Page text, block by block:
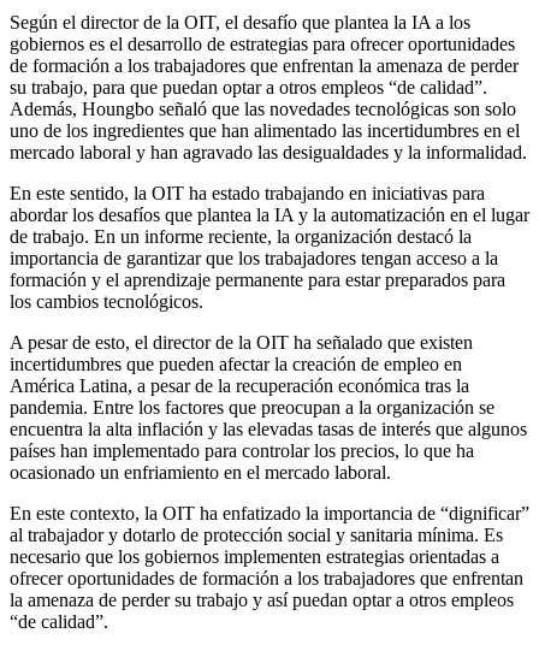
Según el director de la OIT, el desafío que plantea la IA a los
gobiernos es el desarrollo de estrategias para ofrecer oportunidades
de formación a los trabajadores que enfrentan la amenaza de perder
su trabajo, para que puedan optar a otros empleos “de calidad”.
Además, Houngbo señaló que las novedades tecnológicas son solo
uno de los ingredientes que han alimentado las incertidumbres en el
mercado laboral y han agravado las desigualdades y la informalidad.
En este sentido, la OIT ha estado trabajando en iniciativas para
abordar los desafíos que plantea la IA y la automatización en el lugar
de trabajo. En un informe reciente, la organización destacó la
importancia de garantizar que los trabajadores tengan acceso a la
formación y el aprendizaje permanente para estar preparados para
los cambios tecnológicos.
A pesar de esto, el director de la OIT ha señalado que existen
incertidumbres que pueden afectar la creación de empleo en
América Latina, a pesar de la recuperación económica tras la
pandemia. Entre los factores que preocupan a la organización se
encuentra la alta inflación y las elevadas tasas de interés que algunos
países han implementado para controlar los precios, lo que ha
ocasionado un enfriamiento en el mercado laboral.
En este contexto, la OIT ha enfatizado la importancia de “dignificar”
al trabajador y dotarlo de protección social y sanitaria mínima. Es
necesario que los gobiernos implementen estrategias orientadas a
ofrecer oportunidades de formación a los trabajadores que enfrentan
la amenaza de perder su trabajo y así puedan optar a otros empleos
“de calidad”.